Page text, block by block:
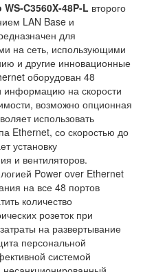
C3560X-48P-L второго
LAN Base и
для
на сеть, использующими
и другие инновационные
оборудован 48
на скорости
возможно опционная
использовать
Ethernet, со скоростью до
установку
и вентиляторов.
Power over Ethernet
на все 48 портов
количество
розеток при
на развертывание
персональной
системой